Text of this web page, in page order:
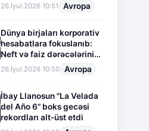
26.İyul.2026 10:51 Avropa
Dünya birjaları korporativ
hesabatlara fokuslanıb:
Neft və faiz dərəcələrinin
təsiri altında cari vəziyyət
26.İyul.2026 10:50 Avropa
İbay Llanosun "La Velada
del Año 6" boks gecəsi
rekordları alt-üst etdi